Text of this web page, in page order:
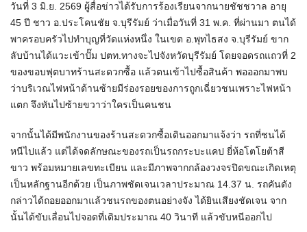
วันที่ 3 มิ.ย. 2569 ผู้สื่อข่าวได้รับการร้องเรียนจากนายชัชชวาล อายุ
45 ปี ชาว อ.ประโคนชัย จ.บุรีรัมย์ ว่าเมื่อวันที่ 31 พ.ค. ที่ผ่านมา ตนได้
พาครอบครัวไปทำบุญที่วัดแห่งหนึ่ง ในเขต อ.พุทไธสง จ.บุรีรัมย์ ขาก
ลับบ้านได้แวะเข้าปั๊ม ปตท.ทางจะไปจังหวัดบุรีรัมย์ โดยจอดรถแถวที่ 2
ของขอบฟุตบาทร้านสะดวกซื้อ แล้วตนเข้าไปซื้อสินค้า พอออกมาพบ
ว่าบริเวณไฟหน้าด้านซ้ายมีร่องรอยของการถูกเฉี่ยวชนเพราะไฟหน้า
แตก จึงหันไปซ้ายขวาว่าใครเป็นคนชน
จากนั้นได้มีพนักงานของร้านสะดวกซื้อเดินออกมาแจ้งว่า รถที่ชนได้
หนีไปแล้ว แต่ได้จดลักษณะของรถเป็นรถกระบะแคป ยี่ห้อโตโยต้าสี
ขาว พร้อมหมายเลขทะเบียน และมีภาพจากกล้องวงจรปิดขณะเกิดเหตุ
เป็นหลักฐานอีกด้วย เป็นภาพชัดเจนเวลาประมาณ 14.37 น. รถคันดัง
กล่าวได้ถอยออกมาแล้วชนรถของตนอย่างจัง ได้ยินเสียงชัดเจน จาก
นั้นได้ขับเลื่อนไปจอดที่เดิมประมาณ 40 วินาที แล้วขับหนีออกไป